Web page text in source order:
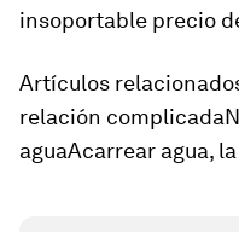
insoportable precio
Artículos
relación
aguaAcarrear agua,